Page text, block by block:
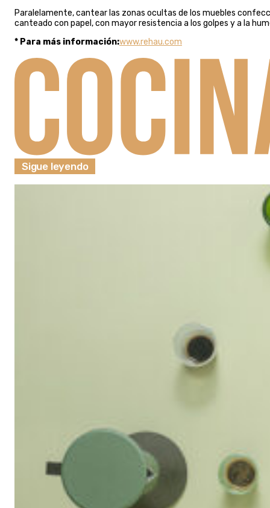
Paralelamente, cantear las zonas ocultas de los muebles
canteado con papel, con mayor resistencia a los golpes y a la
* Para más información:www.rehau.com
Sigue leyendo